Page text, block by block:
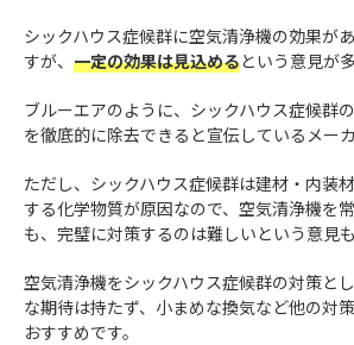
シックハウス症候群に空気清浄機の効果が
すが、 一定の効果は見込めるという意見が
ブルーエアのように、シックハウス症候群
を徹底的に除去できると宣伝しているメー
ただし、シックハウス症候群は建材・内装
する化学物質が原因なので、空気清浄機を
も、完璧に対策するのは難しいという意見も
空気清浄機をシックハウス症候群の対策と
な期待は持たず、小まめな換気など他の対
おすすめです。